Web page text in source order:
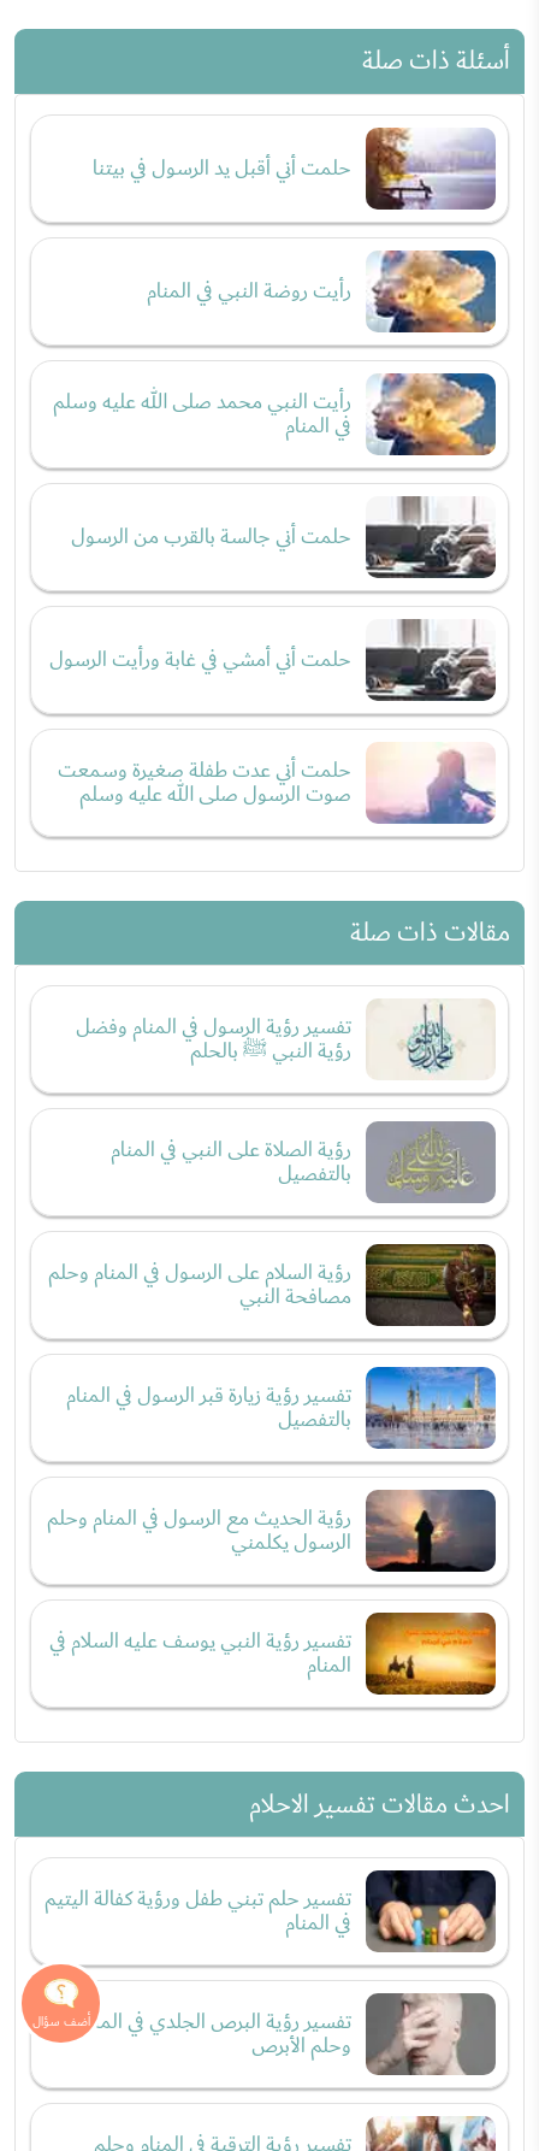
أسئلة ذات صلة
حلمت أني أقبل يد الرسول في بيتنا
رأيت روضة النبي في المنام
رأيت النبي محمد صلى الله عليه وسلم
في المنام
حلمت أني جالسة بالقرب من الرسول
حلمت أني أمشي في غابة ورأيت الرسول
حلمت أني عدت طفلة صغيرة وسمعت
صوت الرسول صلى الله عليه وسلم
مقالات ذات صلة
تفسير رؤية الرسول في المنام وفضل
رؤية النبي ﷺ بالحلم
رؤية الصلاة على النبي في المنام
بالتفصيل
رؤية السلام على الرسول في المنام وحلم
مصافحة النبي
تفسير رؤية زيارة قبر الرسول في المنام
بالتفصيل
رؤية الحديث مع الرسول في المنام وحلم
الرسول يكلمني
تفسير رؤية النبي يوسف عليه السلام في
المنام
احدث مقالات تفسير الاحلام
تفسير حلم تبني طفل ورؤية كفالة اليتيم
في المنام
تفسير رؤية البرص الجلدي في المنام
وحلم الأبرص